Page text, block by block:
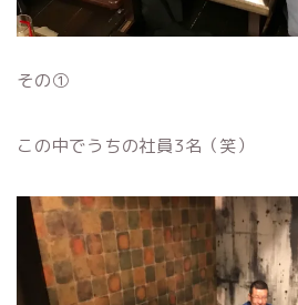
その①
この中でうちの社員3名（笑）